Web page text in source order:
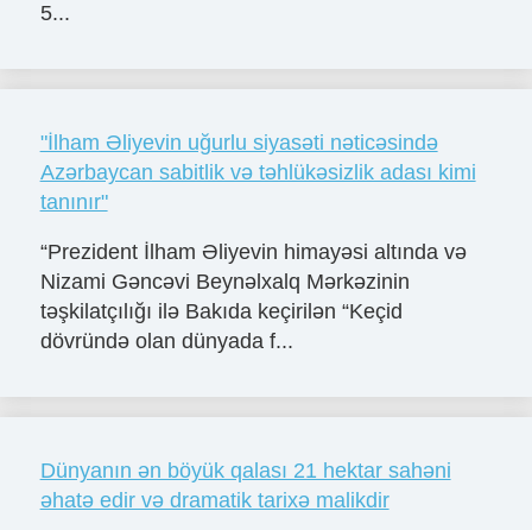
5...
"İlham Əliyevin uğurlu siyasəti nəticəsində
Azərbaycan sabitlik və təhlükəsizlik adası kimi
tanınır"
“Prezident İlham Əliyevin himayəsi altında və
Nizami Gəncəvi Beynəlxalq Mərkəzinin
təşkilatçılığı ilə Bakıda keçirilən “Keçid
dövründə olan dünyada f...
Dünyanın ən böyük qalası 21 hektar sahəni
əhatə edir və dramatik tarixə malikdir